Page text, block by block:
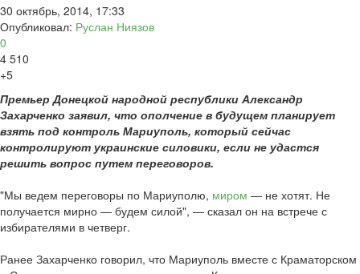
30 октябрь, 2014, 17:33
Опубликовал: Руслан Ниязов
0
4 510
+5
Премьер Донецкой народной республики Александр
Захарченко заявил, что ополчение в будущем планирует
взять под контроль Мариуполь, который сейчас
контролируют украинские силовики, если не удастся
решить вопрос путем переговоров.
"Мы ведем переговоры по Мариуполю, миром — не хотят. Не
получается мирно — будем силой", — сказал он на встрече с
избирателями в четверг.
Ранее Захарченко говорил, что Мариуполь вместе с Краматорском